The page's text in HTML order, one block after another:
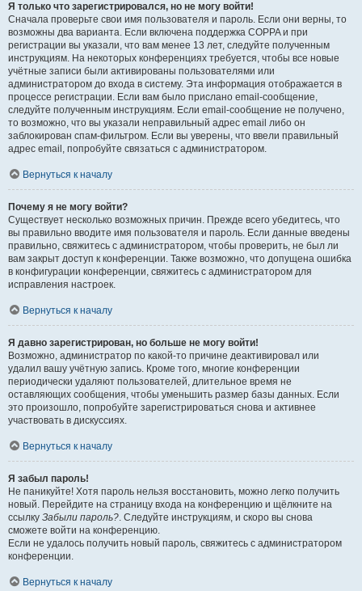
Я только что зарегистрировался, но не могу войти!
Сначала проверьте свои имя пользователя и пароль. Если они верны, то
возможны два варианта. Если включена поддержка COPPA и при
регистрации вы указали, что вам менее 13 лет, следуйте полученным
инструкциям. На некоторых конференциях требуется, чтобы все новые
учётные записи были активированы пользователями или
администратором до входа в систему. Эта информация отображается в
процессе регистрации. Если вам было прислано email-сообщение,
следуйте полученным инструкциям. Если email-сообщение не получено,
то возможно, что вы указали неправильный адрес email либо он
заблокирован спам-фильтром. Если вы уверены, что ввели правильный
адрес email, попробуйте связаться с администратором.
Вернуться к началу
Почему я не могу войти?
Существует несколько возможных причин. Прежде всего убедитесь, что
вы правильно вводите имя пользователя и пароль. Если данные введены
правильно, свяжитесь с администратором, чтобы проверить, не был ли
вам закрыт доступ к конференции. Также возможно, что допущена ошибка
в конфигурации конференции, свяжитесь с администратором для
исправления настроек.
Вернуться к началу
Я давно зарегистрирован, но больше не могу войти!
Возможно, администратор по какой-то причине деактивировал или
удалил вашу учётную запись. Кроме того, многие конференции
периодически удаляют пользователей, длительное время не
оставляющих сообщения, чтобы уменьшить размер базы данных. Если
это произошло, попробуйте зарегистрироваться снова и активнее
участвовать в дискуссиях.
Вернуться к началу
Я забыл пароль!
Не паникуйте! Хотя пароль нельзя восстановить, можно легко получить
новый. Перейдите на страницу входа на конференцию и щёлкните на
ссылку Забыли пароль?. Следуйте инструкциям, и скоро вы снова
сможете войти на конференцию.
Если не удалось получить новый пароль, свяжитесь с администратором
конференции.
Вернуться к началу